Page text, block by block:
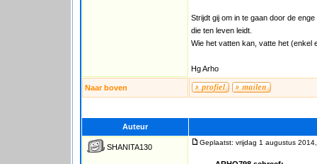
Strijdt gij om in te gaan door de
die ten leven leidt.
Wie het vatten kan, vatte het (enkel
Hg Arho
Naar boven
Auteur
SHANITA130
Geplaatst: vrijdag 1 augustus